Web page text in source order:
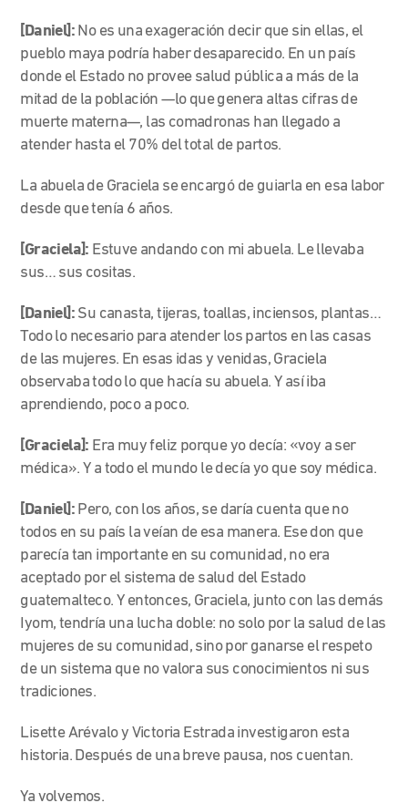
[Daniel]: No es una exageración decir que sin ellas, el
pueblo maya podría haber desaparecido. En un país
donde el Estado no provee salud pública a más de la
mitad de la población —lo que genera altas cifras de
muerte materna—, las comadronas han llegado a
atender hasta el 70% del total de partos.
La abuela de Graciela se encargó de guiarla en esa labor
desde que tenía 6 años.
[Graciela]: Estuve andando con mi abuela. Le llevaba
sus… sus cositas.
[Daniel]: Su canasta, tijeras, toallas, inciensos, plantas…
Todo lo necesario para atender los partos en las casas
de las mujeres. En esas idas y venidas, Graciela
observaba todo lo que hacía su abuela. Y así iba
aprendiendo, poco a poco.
[Graciela]: Era muy feliz porque yo decía: «voy a ser
médica». Y a todo el mundo le decía yo que soy médica.
[Daniel]: Pero, con los años, se daría cuenta que no
todos en su país la veían de esa manera. Ese don que
parecía tan importante en su comunidad, no era
aceptado por el sistema de salud del Estado
guatemalteco. Y entonces, Graciela, junto con las demás
Iyom, tendría una lucha doble: no solo por la salud de las
mujeres de su comunidad, sino por ganarse el respeto
de un sistema que no valora sus conocimientos ni sus
tradiciones.
Lisette Arévalo y Victoria Estrada investigaron esta
historia. Después de una breve pausa, nos cuentan.
Ya volvemos.